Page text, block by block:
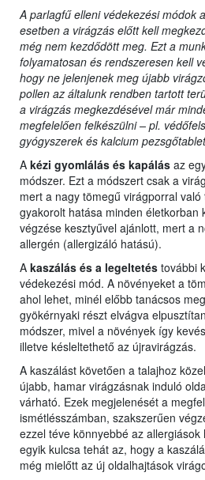
A parlagfű elleni védekezési módok
esetben a virágzás előtt kell
még nem kezdődött meg. Ezt a
folyamatosan és rendszeresen kell
hogy ne jelenjenek meg újabb
pollen az általunk rendben tartott
a virágzás megkezdésével már
megfelelően felkészülni – pl.
gyógyszerek és kalcium
A kézi gyomlálás és kapálás az
módszer. Ezt a módszert csak a
mert a nagy tömegű virágporral
gyakorolt hatása minden életkorban
végzése kesztyűvel ajánlott, mert a
allergén (allergizáló hatású).
A kaszálás és a legeltetés további
védekezési mód. A növényeket a
ahol lehet, minél előbb tanácsos
gyökérnyaki részt elvágva
módszer, mivel a növények így
illetve késleltethető az újravirágzás.
A kaszálást követően a talajhoz
újabb, hamar virágzásnak induló
várható. Ezek megjelenését a
ismétlésszámban, szakszerűen
ezzel téve könnyebbé az
egyik kulcsa tehát az, hogy a
még mielőtt az új oldalhajtások